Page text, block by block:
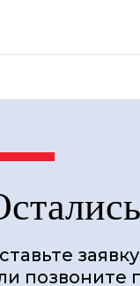
позвоните